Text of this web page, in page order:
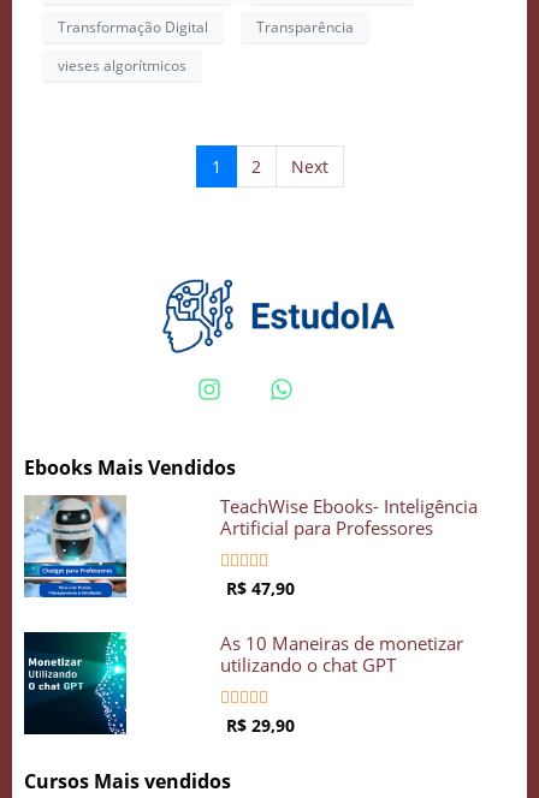
Transformação Digital
Transparência
vieses algorítmicos
1 2 Next
Ebooks Mais Vendidos
TeachWise Ebooks- Inteligência
Artificial para Professores
    
R$ 47,90
As 10 Maneiras de monetizar
utilizando o chat GPT
    
R$ 29,90
Cursos Mais vendidos